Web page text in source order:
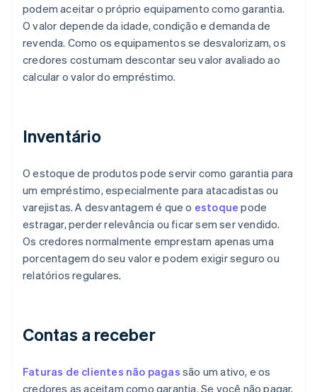
podem aceitar o próprio equipamento como garantia.
O valor depende da idade, condição e demanda de
revenda. Como os equipamentos se desvalorizam, os
credores costumam descontar seu valor avaliado ao
calcular o valor do empréstimo.
Inventário
O estoque de produtos pode servir como garantia para
um empréstimo, especialmente para atacadistas ou
varejistas. A desvantagem é que o estoque pode
estragar, perder relevância ou ficar sem ser vendido.
Os credores normalmente emprestam apenas uma
porcentagem do seu valor e podem exigir seguro ou
relatórios regulares.
Contas a receber
Faturas de clientes não pagas são um ativo, e os
credores as aceitam como garantia. Se você não pagar,